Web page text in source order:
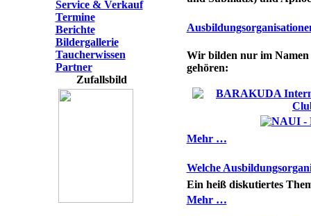
Service & Verkauf
Termine
Berichte
Bildergallerie
Taucherwissen
Partner
Zufallsbild
Wir bilden nur im Namen
gehören:
Mehr …
Welche
Ein heiß diskutiertes
Mehr …